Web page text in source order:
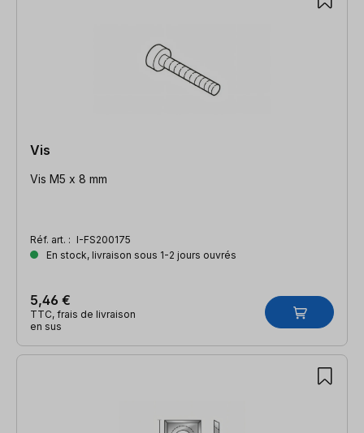
Vis
Vis M5 x 8 mm
Réf. art. : I-FS200175
En stock, livraison sous 1-2 jours ouvrés
5,46 €
TTC, frais de livraison
en sus